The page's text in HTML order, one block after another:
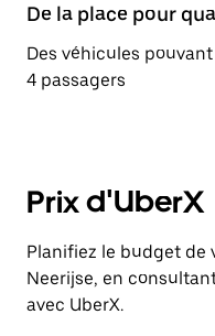
De la place pour
Des véhicules
4 passagers
Prix d'UberX
Planifiez le budget de
Neerijse, en
avec UberX.